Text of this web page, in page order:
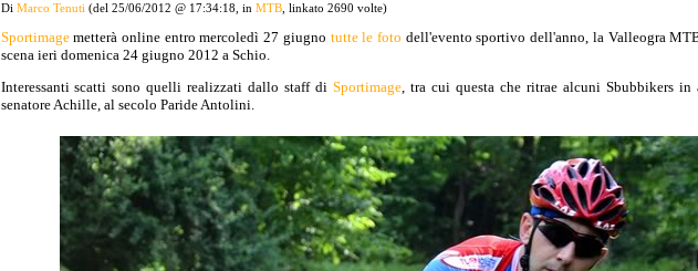
Di Marco Tenuti (del 25/06/2012 @ 17:34:18, in MTB, linkato 2690 volte)
Sportimagemetterà online entro mercoledì 27 giugno tutte le foto dell'evento sportivo dell'anno, la Valleogra
scena ieri domenica 24 giugno 2012 a Schio.
Interessanti scatti sono quelli realizzati dallo staff diSportimage, tra cui questa che ritrae alcuni Sbubbikers
senatore Achille, al secolo Paride Antolini.